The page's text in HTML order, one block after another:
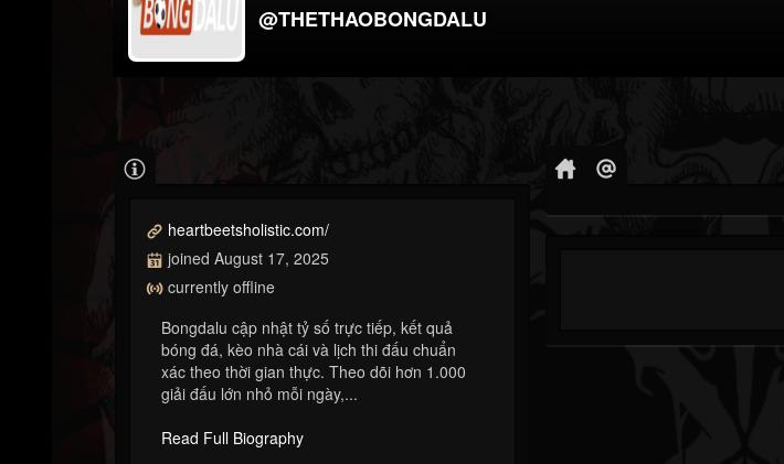
@THETHAOBONGDALU
heartbeetsholistic.com/
joined August 17, 2025
currently offline
Bongdalu cập nhật tỷ số trực tiếp, kết quả
bóng đá, kèo nhà cái và lịch thi đấu chuẩn
xác theo thời gian thực. Theo dõi hơn 1.000
giải đấu lớn nhỏ mỗi ngày,...
Read Full Biography